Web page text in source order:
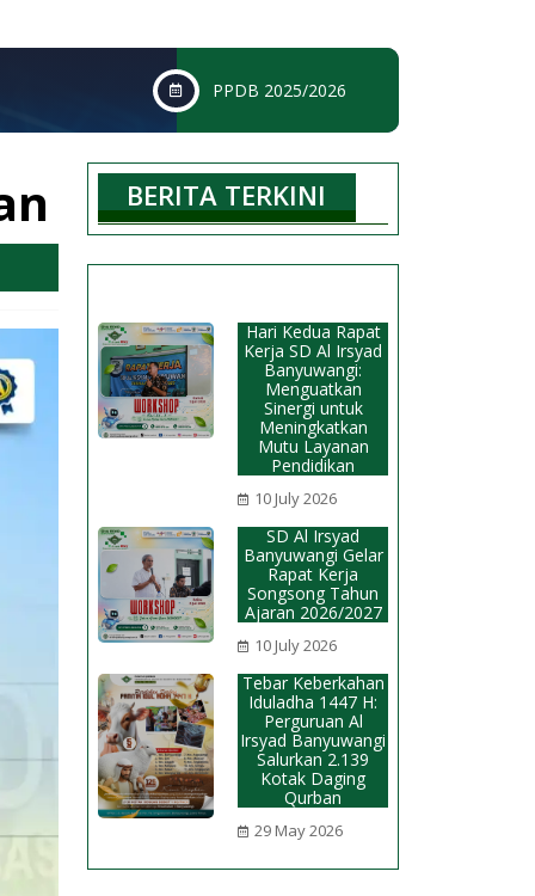
PPDB 2025/2026
BERITA TERKINI
Hari Kedua Rapat
Kerja SD Al Irsyad
Banyuwangi:
Menguatkan
Sinergi untuk
Meningkatkan
Mutu Layanan
Pendidikan
10 July 2026
SD Al Irsyad
Banyuwangi Gelar
Rapat Kerja
Songsong Tahun
Ajaran 2026/2027
10 July 2026
Tebar Keberkahan
Iduladha 1447 H:
Perguruan Al
Irsyad Banyuwangi
Salurkan 2.139
Kotak Daging
Qurban
29 May 2026